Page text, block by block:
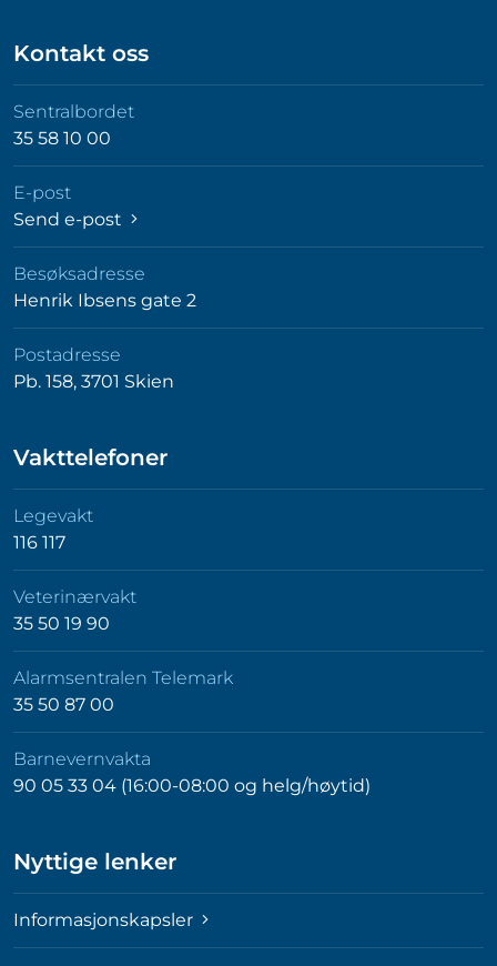
Kontakt oss
Sentralbordet
35 58 10 00
E-post
Send e-post
Besøksadresse
Henrik Ibsens gate 2
Postadresse
Pb. 158, 3701 Skien
Vakttelefoner
Legevakt
116 117
Veterinærvakt
35 50 19 90
Alarmsentralen Telemark
35 50 87 00
Barnevernvakta
90 05 33 04 (16:00-08:00 og helg/høytid)
Nyttige lenker
Informasjonskapsler